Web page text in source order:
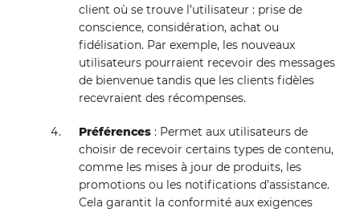
client où se trouve l’utilisateur : prise de
conscience, considération, achat ou
fidélisation. Par exemple, les nouveaux
utilisateurs pourraient recevoir des messages
de bienvenue tandis que les clients fidèles
recevraient des récompenses.
Préférences : Permet aux utilisateurs de
choisir de recevoir certains types de contenu,
comme les mises à jour de produits, les
promotions ou les notifications d’assistance.
Cela garantit la conformité aux exigences